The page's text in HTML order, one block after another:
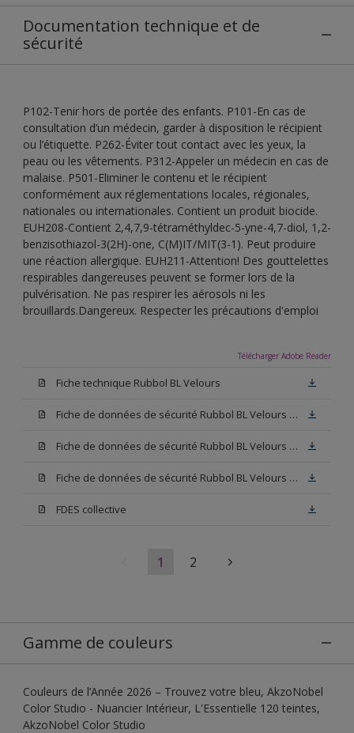
Documentation technique et de
sécurité
P102-Tenir hors de portée des enfants. P101-En cas de
consultation d’un médecin, garder à disposition le récipient
ou l’étiquette. P262-Éviter tout contact avec les yeux, la
peau ou les vêtements. P312-Appeler un médecin en cas de
malaise. P501-Eliminer le contenu et le récipient
conformément aux réglementations locales, régionales,
nationales ou internationales. Contient un produit biocide.
EUH208-Contient 2,4,7,9-tétraméthyldec-5-yne-4,7-diol, 1,2-
benzisothiazol-3(2H)-one, C(M)IT/MIT(3-1). Peut produire
une réaction allergique. EUH211-Attention! Des gouttelettes
respirables dangereuses peuvent se former lors de la
pulvérisation. Ne pas respirer les aérosols ni les
brouillards.Dangereux. Respecter les précautions d'emploi
Télécharger Adobe Reader
Fiche technique Rubbol BL Velours
Fiche de données de sécurité Rubbol BL Velours Base W05
Fiche de données de sécurité Rubbol BL Velours Base N00
Fiche de données de sécurité Rubbol BL Velours Blanc
FDES collective
1 2
Gamme de couleurs
Couleurs de l’Année 2026 – Trouvez votre bleu, AkzoNobel
Color Studio - Nuancier Intérieur, L'Essentielle 120 teintes,
AkzoNobel Color Studio